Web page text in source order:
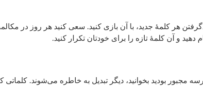
هر کلمۀ جدید، با آن بازی کنید. سعی کنید هر روز در
و آن کلمۀ تازه را برای خودتان تکرار کنید.
بودید بخوانید، دیگر تبدیل به خاطره می‌شوند. کلماتی